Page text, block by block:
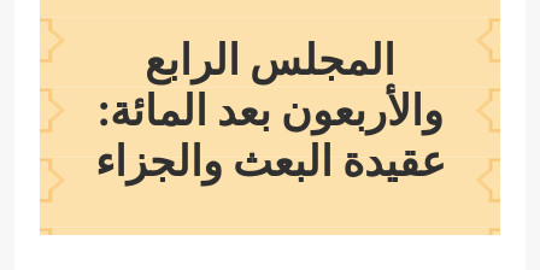
المجلس الرابع
والأربعون بعد المائة:
عقيدة البعث والجزاء